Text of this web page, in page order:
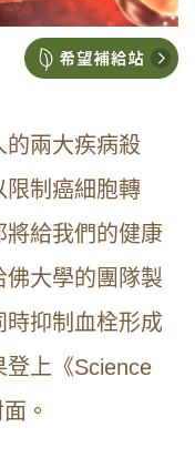
的兩大疾病殺
限制癌細胞轉
將給我們的健康
大學的團隊製
抑制血栓形成
上《Science
。